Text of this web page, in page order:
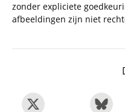
zonder expliciete
afbeeldingen zijn niet